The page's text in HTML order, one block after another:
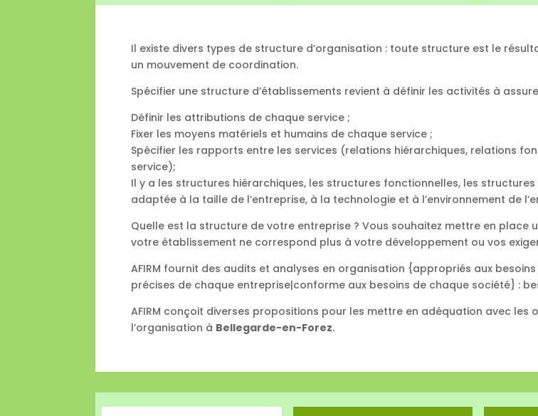
Il existe divers types de structure d’organisation : toute structure est le
un mouvement de coordination.
Spécifier une structure d’établissements revient à définir les activités à
Définir les attributions de chaque service ;
Fixer les moyens matériels et humains de chaque service ;
Spécifier les rapports entre les services (relations hiérarchiques, relations
service);
Il y a les structures hiérarchiques, les structures fonctionnelles, les
adaptée à la taille de l’entreprise, à la technologie et à l’environnement de
Quelle est la structure de votre entreprise ? Vous souhaitez mettre en place
votre établissement ne correspond plus à votre développement ou vos
AFIRM fournit des audits et analyses en organisation {appropriés aux
précises de chaque entreprise|conforme aux besoins de chaque société} :
AFIRM conçoit diverses propositions pour les mettre en adéquation avec
l’organisation à Bellegarde-en-Forez.